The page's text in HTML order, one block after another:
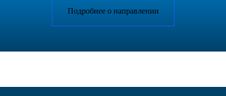
Подробнее о направлении